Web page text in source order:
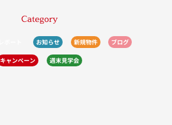
Category
お知らせ 新規物件 ブログ
キャンペーン 週末見学会